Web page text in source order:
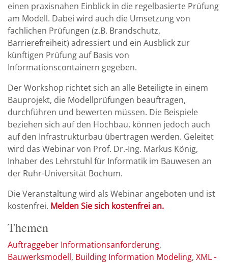
einen praxisnahen Einblick in die regelbasierte Prüfung
am Modell. Dabei wird auch die Umsetzung von
fachlichen Prüfungen (z.B. Brandschutz,
Barrierefreiheit) adressiert und ein Ausblick zur
künftigen Prüfung auf Basis von
Informationscontainern gegeben.
Der Workshop richtet sich an alle Beteiligte in einem
Bauprojekt, die Modellprüfungen beauftragen,
durchführen und bewerten müssen. Die Beispiele
beziehen sich auf den Hochbau, können jedoch auch
auf den Infrastrukturbau übertragen werden. Geleitet
wird das Webinar von Prof. Dr.-Ing. Markus König,
Inhaber des Lehrstuhl für Informatik im Bauwesen an
der Ruhr-Universität Bochum.
Die Veranstaltung wird als Webinar angeboten und ist
kostenfrei. Melden Sie sich kostenfrei an.
Themen
Auftraggeber Informationsanforderung
Bauwerksmodell Building Information Modeling XML -